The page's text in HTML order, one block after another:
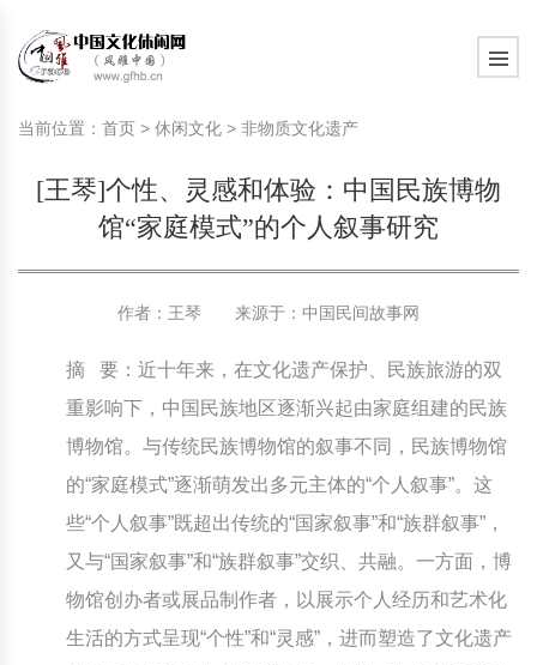
旅游民俗文化动态
中国民俗史话
中国民俗趣谈
中华姓氏文化
中国民俗禁忌
中外婚俗文化
中国民俗研究
中国传统服饰
中国古代休闲文化
非物质文化遗产
政策法律法规
旅游出行知识
时尚休闲文化
国际交流
中国传统节日
中国生肖文化
中国饮食文化
刺绣
漆器
中国民间故事
中国周易文化
中国宗教文化
苗族巫蛊文化
中国性文化
现代家庭教育知识
学习力教育知识
教育名家
生活百科
教育百科
其他百科
旅游民俗文化动态
中国民俗史话
中国民俗趣谈
中华姓氏文化
中国民俗禁忌
中外婚俗文化
中国民俗研究
中国传统服饰
中国古代休闲文化
非物质文化遗产
政策法律法规
旅游出行知识
时尚休闲文化
国际交流
中国传统节日
中国生肖文化
中国饮食文化
刺绣
漆器
中国民间故事
中国周易文化
中国宗教文化
苗族巫蛊文化
中国性文化
现代家庭教育知识
学习力教育知识
教育名家
生活百科
教育百科
其他百科
当前位置： 首页 > 休闲文化 > 非物质文化遗产
[王琴]个性、灵感和体验：中国民族博物
馆“家庭模式”的个人叙事研究
作者：王琴 来源于： 中国民间故事网
摘 要：近十年来，在文化遗产保护、民族旅游的双
重影响下，中国民族地区逐渐兴起由家庭组建的民族
博物馆。与传统民族博物馆的叙事不同，民族博物馆
的“家庭模式”逐渐萌发出多元主体的“个人叙事”。这
些“个人叙事”既超出传统的“国家叙事”和“族群叙事”，
又与“国家叙事”和“族群叙事”交织、共融。一方面，博
物馆创办者或展品制作者，以展示个人经历和艺术化
生活的方式呈现“个性”和“灵感”，进而塑造了文化遗产